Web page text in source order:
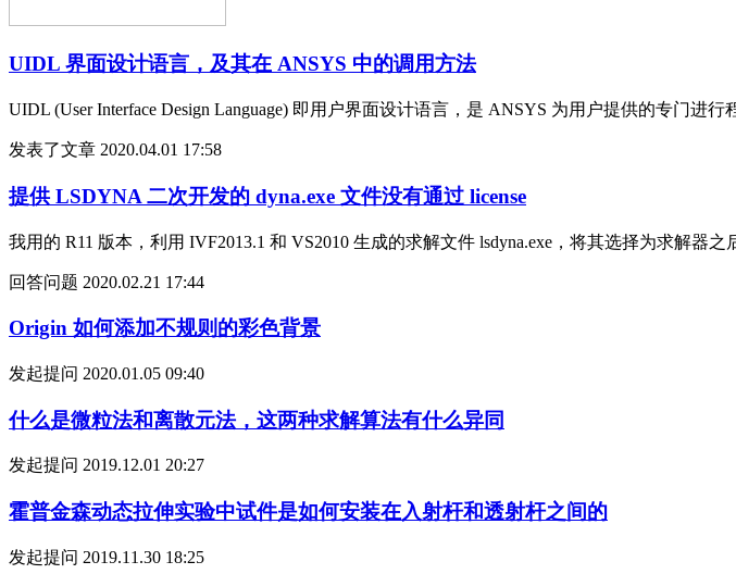
UIDL 界面设计语言，及其在 ANSYS 中的调用方法
UIDL (User Interface Design Language) 即用户界面设计语言，是 ANSYS 为用户提供的专门进
发表了文章 2020.04.01 17:58
提供 LSDYNA 二次开发的 dyna.exe 文件没有通过 license
我用的 R11 版本，利用 IVF2013.1 和 VS2010 生成的求解文件 lsdyna.exe，将其选择为求解器
回答问题 2020.02.21 17:44
Origin 如何添加不规则的彩色背景
发起提问 2020.01.05 09:40
什么是微粒法和离散元法，这两种求解算法有什么异同
发起提问 2019.12.01 20:27
霍普金森动态拉伸实验中试件是如何安装在入射杆和透射杆之间的
发起提问 2019.11.30 18:25